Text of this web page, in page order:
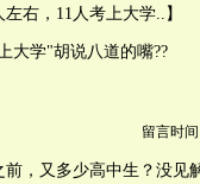
右，11人考上大学..】
大学"胡说八道的嘴??
留言时间
前，又多少高中生？没见